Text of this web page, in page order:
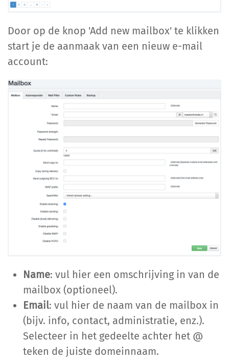
Door op de knop 'Add new mailbox' te klikken
start je de aanmaak van een nieuw e-mail
account:
Name: vul hier een omschrijving in van de
mailbox (optioneel).
Email: vul hier de naam van de mailbox in
(bijv. info, contact, administratie, enz.).
Selecteer in het gedeelte achter het @
teken de juiste domeinnaam.